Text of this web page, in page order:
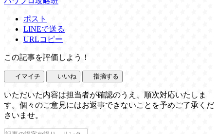
ポスト
LINEで送る
URLコピー
この記事を評価しよう！
イマイチ いいね 指摘する
いただいた内容は担当者が確認のうえ、順次対応いたしま
す。個々のご意見にはお返事できないことを予めご了承くだ
さいませ。